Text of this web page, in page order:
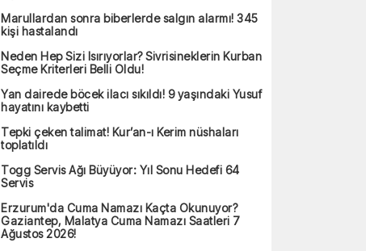
Marullardan sonra biberlerde salgın alarmı! 345
kişi hastalandı
Neden Hep Sizi Isırıyorlar? Sivrisineklerin Kurban
Seçme Kriterleri Belli Oldu!
Yan dairede böcek ilacı sıkıldı! 9 yaşındaki Yusuf
hayatını kaybetti
Tepki çeken talimat! Kur’an-ı Kerim nüshaları
toplatıldı
Togg Servis Ağı Büyüyor: Yıl Sonu Hedefi 64
Servis
Erzurum'da Cuma Namazı Kaçta Okunuyor?
Gaziantep, Malatya Cuma Namazı Saatleri 7
Ağustos 2026!